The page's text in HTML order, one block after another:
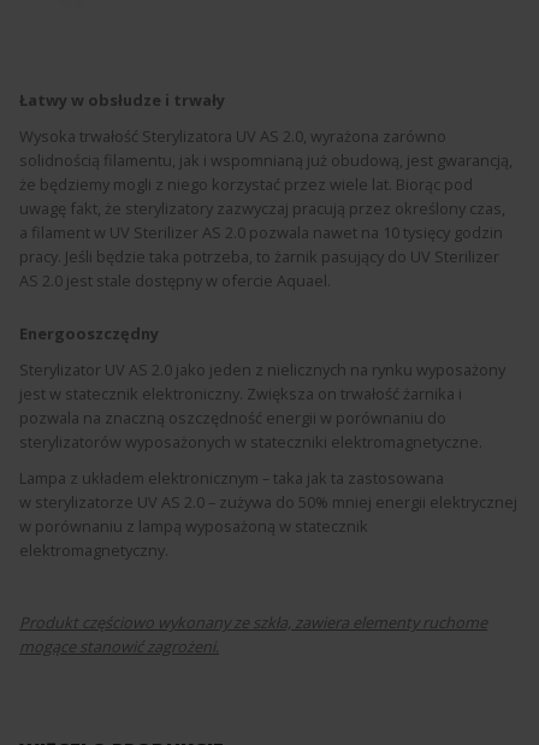
Łatwy w obsłudze i trwały
Wysoka trwałość Sterylizatora UV AS 2.0, wyrażona zarówno
solidnością filamentu, jak i wspomnianą już obudową, jest gwarancją,
że będziemy mogli z niego korzystać przez wiele lat. Biorąc pod
uwagę fakt, że sterylizatory zazwyczaj pracują przez określony czas,
a filament w UV Sterilizer AS 2.0 pozwala nawet na 10 tysięcy godzin
pracy. Jeśli będzie taka potrzeba, to żarnik pasujący do UV Sterilizer
AS 2.0 jest stale dostępny w ofercie Aquael.
Energooszczędny
Sterylizator UV AS 2.0 jako jeden z nielicznych na rynku wyposażony
jest w statecznik elektroniczny. Zwiększa on trwałość żarnika i
pozwala na znaczną oszczędność energii w porównaniu do
sterylizatorów wyposażonych w stateczniki elektromagnetyczne.
Lampa z układem elektronicznym – taka jak ta zastosowana
w sterylizatorze UV AS 2.0 – zużywa do 50% mniej energii elektrycznej
w porównaniu z lampą wyposażoną w statecznik
elektromagnetyczny.
Produkt częściowo wykonany ze szkła, zawiera elementy ruchome
mogące stanowić zagrożeni.